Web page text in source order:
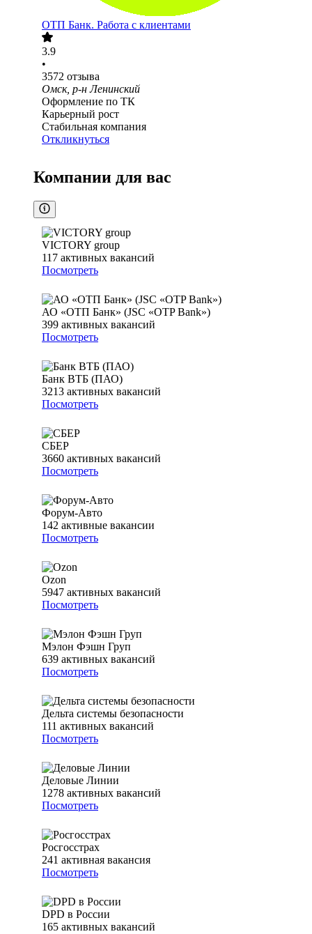
ОТП Банк. Работа с клиентами
3.9
•
3572 отзыва
Омск, р-н Ленинский
Оформление по ТК
Карьерный рост
Стабильная компания
Откликнуться
Компании для вас
VICTORY group
117 активных вакансий
Посмотреть
АО «ОТП Банк» (JSC «OTP Bank»)
399 активных вакансий
Посмотреть
Банк ВТБ (ПАО)
3213 активных вакансий
Посмотреть
СБЕР
3660 активных вакансий
Посмотреть
Форум-Авто
142 активные вакансии
Посмотреть
Ozon
5947 активных вакансий
Посмотреть
Мэлон Фэшн Груп
639 активных вакансий
Посмотреть
Дельта системы безопасности
111 активных вакансий
Посмотреть
Деловые Линии
1278 активных вакансий
Посмотреть
Росгосстрах
241 активная вакансия
Посмотреть
DPD в России
165 активных вакансий